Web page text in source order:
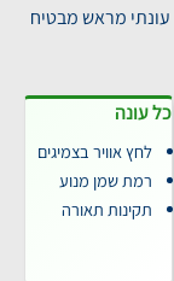
עונתי מראש מבטיח
כל עונה
לחץ אוויר בצמיגים
רמת שמן מנוע
תקינות תאורה